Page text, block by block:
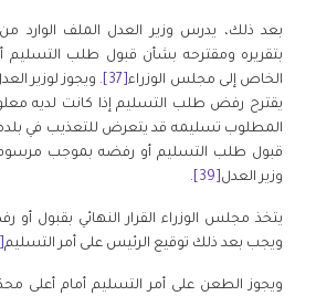
بعد ذلك، يدرس وزير العدل الملف الوارد
بتقريره ومقترحه بشأن قبول طلب التسليم
الخاص إلى مجلس الوزراء[37]
. ويجوز لوزير
يقترح رفض طلب التسليم إذا كانت لديه
المطلوب تسليمه قد يتعرض للتعذيب في
قبول طلب التسليم أو رفضه بموجب مرسوم
وزير العدل [39]
.
يتخذ مجلس الوزراء القرار النهائي بقبول
ويجب بعد ذلك توقيع الرئيس على أمر التسليم[41]
ويجوز الطعن على أمر التسليم أمام أعلى